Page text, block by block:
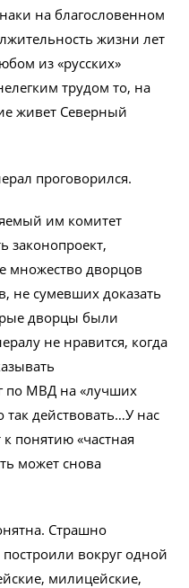
на благословенном
жизни лет
из «русских»
трудом то, на
живет Северный
проговорился.
им комитет
законопроект,
множество дворцов
не сумевших доказать
дворцы были
не нравится, когда
по МВД на «лучших
действовать…У нас
понятию «частная
может снова
Страшно
вокруг одной
милицейские,